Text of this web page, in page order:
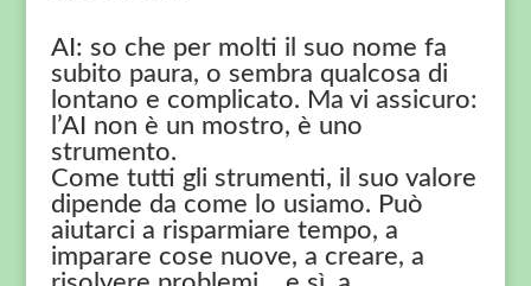
AI: so che per molti il suo nome fa
subito paura, o sembra qualcosa di
lontano e complicato. Ma vi assicuro:
l’AI non è un mostro, è uno
strumento.
Come tutti gli strumenti, il suo valore
dipende da come lo usiamo. Può
aiutarci a risparmiare tempo, a
imparare cose nuove, a creare, a